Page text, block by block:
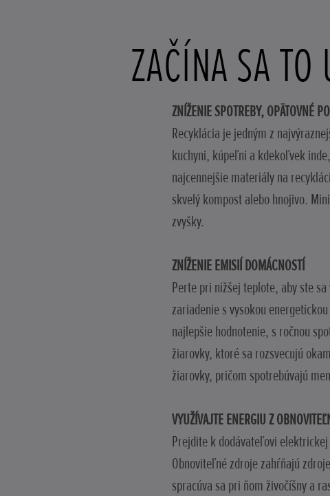
ZAČÍNA SA
ZNÍŽENIE SPOTREBY, OPÄTOVNÉ
Recyklácia je jedným z
kuchyni, kúpeľni a kdekoľvek
najcennejšie materiály na
skvelý kompost alebo hnojivo.
zvyšky.
ZNÍŽENIE EMISIÍ DOMÁCNOSTÍ
Perte pri nižšej teplote, aby ste
zariadenie s vysokou
najlepšie hodnotenie, s ročnou
žiarovky, ktoré sa rozsvecujú
žiarovky, pričom spotrebúvajú
VYUŽÍVAJTE ENERGIU Z
Prejdite k dodávateľovi
Obnoviteľné zdroje zahŕňajú
spracúva sa pri ňom živočíšny a